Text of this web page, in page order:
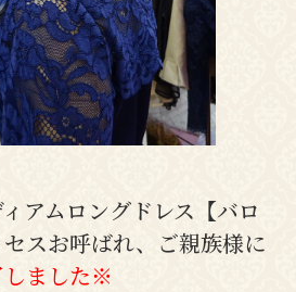
アムロングドレス【バロ
スお呼ばれ、ご親族様に
ました※